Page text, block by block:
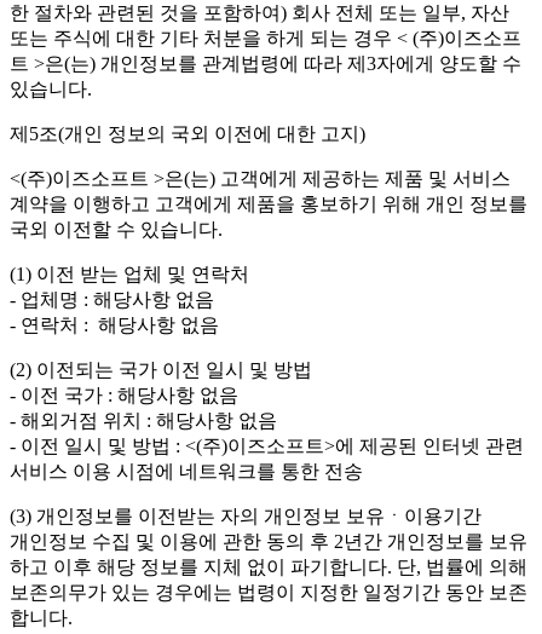
한 절차와 관련된 것을 포함하여) 회사 전체 또는 일부, 자산
또는 주식에 대한 기타 처분을 하게 되는 경우 < (주)이즈소프
트 >은(는) 개인정보를 관계법령에 따라 제3자에게 양도할 수
있습니다.
제5조(개인 정보의 국외 이전에 대한 고지)
<(주)이즈소프트 >은(는) 고객에게 제공하는 제품 및 서비스
계약을 이행하고 고객에게 제품을 홍보하기 위해 개인 정보를
국외 이전할 수 있습니다.
(1) 이전 받는 업체 및 연락처
- 업체명 : 해당사항 없음
- 연락처 : 해당사항 없음
(2) 이전되는 국가 이전 일시 및 방법
- 이전 국가 : 해당사항 없음
- 해외거점 위치 : 해당사항 없음
- 이전 일시 및 방법 : <(주)이즈소프트>에 제공된 인터넷 관련
서비스 이용 시점에 네트워크를 통한 전송
(3) 개인정보를 이전받는 자의 개인정보 보유ㆍ이용기간
개인정보 수집 및 이용에 관한 동의 후 2년간 개인정보를 보유
하고 이후 해당 정보를 지체 없이 파기합니다. 단, 법률에 의해
보존의무가 있는 경우에는 법령이 지정한 일정기간 동안 보존
합니다.